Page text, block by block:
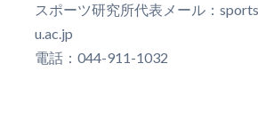
スポーツ研究所代表メール：
u.ac.jp
電話：044-911-1032